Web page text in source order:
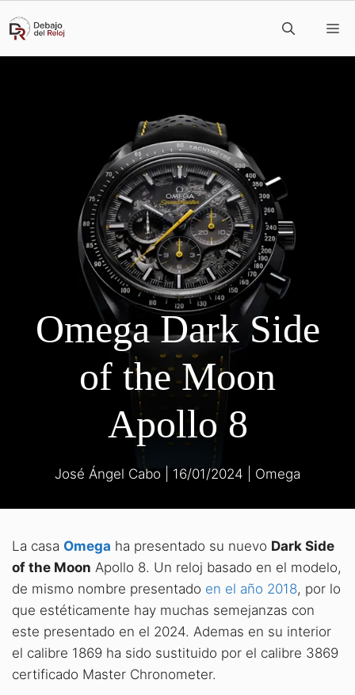
contenido
Omega Dark Side
of the Moon
Apollo 8
José Ángel Cabo 16/01/2024 Omega
La casa Omega ha presentado su nuevo Dark Side
of the Moon Apollo 8. Un reloj basado en el modelo,
de mismo nombre presentado en el año 2018, por lo
que estéticamente hay muchas semejanzas con
este presentado en el 2024. Ademas en su interior
el calibre 1869 ha sido sustituido por el calibre 3869
certificado Master Chronometer.